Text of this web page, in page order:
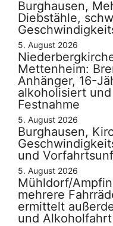
Burghausen,
Diebstähle,
5. August 2026
Mettenheim:
Anhänger, 16-
alkoholisiert
Festnahme
5. August 2026
Burghausen,
und
5. August 2026
Mühldorf/
mehrere
ermittelt
und Alkoholfahrt